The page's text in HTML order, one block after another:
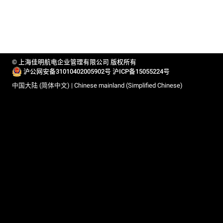
© 上海佳明航电企业管理有限公司 版权所有
沪公网安备31010402005902号 沪ICP备15055224号
中国大陆 (简体中文) | Chinese mainland (Simplified Chinese)